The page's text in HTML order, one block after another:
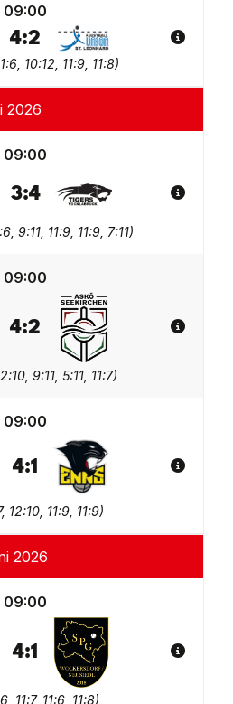
09:00
Union Tigers Vöcklabruck 2
4:2 Union tgaplan St.
10:12, 11:9, 11:8)
Spiel
2026
09:00
FBC LINZ AG Urfahr 2
3:4 Union Tigers
9:11, 11:9, 11:9, 7:11)
Spiel
09:00
Greisinger Münzbach
4:2 ASKÖ Seekirchen
9:11, 5:11, 11:7)
Spiel
09:00
Wolkersdorf/Neusiedl
4:1 TV Wohnplan Enns 2
12:10, 11:9, 11:9)
Spiel
2026
09:00
ASKÖ Seekirchen
4:1 SPG Wolkersdorf/
11:7, 11:6, 11:8)
Spiel